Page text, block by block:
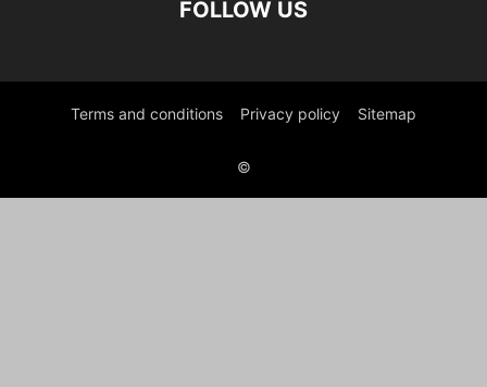
FOLLOW US
Terms and conditions Privacy policy Sitemap
©